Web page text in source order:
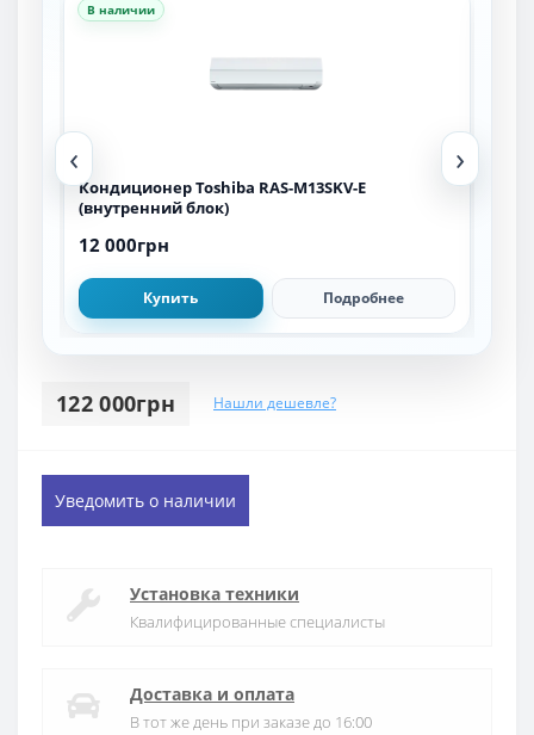
‹
В наличии
Кондиционер Toshiba RAS-M13SKV-E
(внутренний блок)
12 000грн
Купить Подробнее
›
122 000грн Нашли дешевле?
Уведомить о наличии
Установка техники
Квалифицированные специалисты
Доставка и оплата
В тот же день при заказе до 16:00